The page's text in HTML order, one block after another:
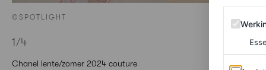
©SPOTLIGHT
1/4
Chanel lente/zomer 2024 couture
Werking
Analytics